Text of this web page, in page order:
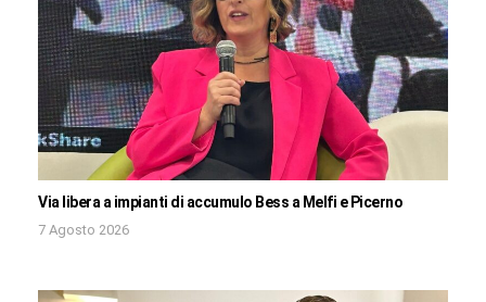
Via libera a impianti di accumulo Bess a Melfi e Picerno
7 Agosto 2026